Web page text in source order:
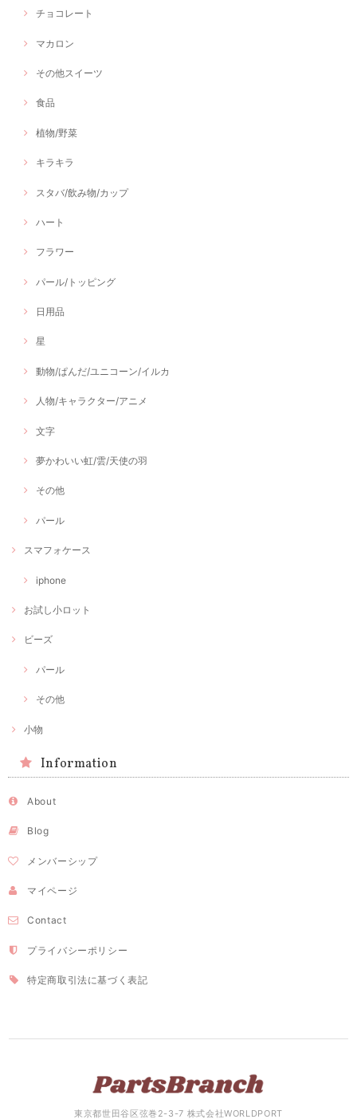
チョコレート
マカロン
その他スイーツ
食品
植物/野菜
キラキラ
スタバ/飲み物/カップ
ハート
フラワー
パール/トッピング
日用品
星
動物/ぱんだ/ユニコーン/イルカ
人物/キャラクター/アニメ
文字
夢かわいい虹/雲/天使の羽
その他
パール
スマフォケース
iphone
お試し小ロット
ビーズ
パール
その他
小物
Information
About
Blog
メンバーシップ
マイページ
Contact
プライバシーポリシー
特定商取引法に基づく表記
東京都世田谷区弦巻2-3-7 株式会社WORLDPORT